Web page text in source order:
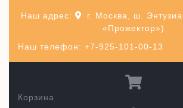
Наш телефон: +7-925-101-00-13
Наш адрес:
г. Москва, ш.
«Прожектор»)
Корзина